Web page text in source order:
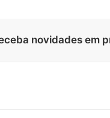
novidades em